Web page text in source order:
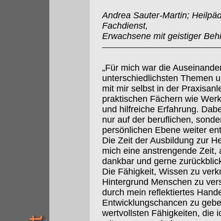
Andrea Sauter-Martin;
Fachdienst,
Erwachsene mit geistiger
„Für mich war die
unterschiedlichsten Themen
mit mir selbst in der
praktischen Fächern wie
und hilfreiche Erfahrung.
nur auf der beruflichen,
persönlichen Ebene weiter
Die Zeit der Ausbildung zur
mich eine anstrengende Zeit,
dankbar und gerne
Die Fähigkeit, Wissen zu
Hintergrund Menschen zu
durch mein reflektiertes
Entwicklungschancen zu
wertvollsten Fähigkeiten, die